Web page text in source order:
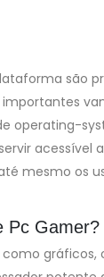
são
acessível
mesmo os
Pc Gamer?